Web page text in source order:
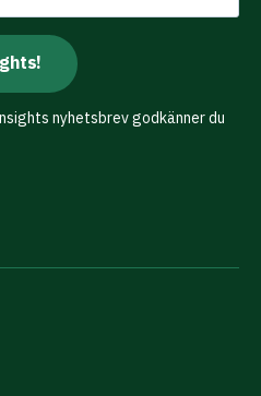
nyhetsbrev godkänner du